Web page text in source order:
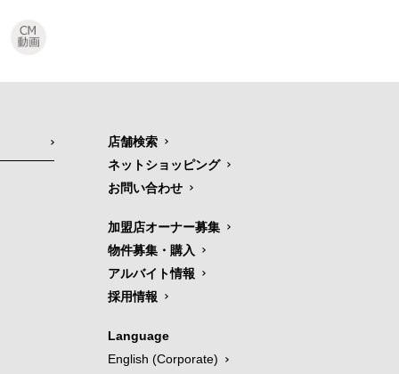
店舗検索
ネットショッピング
お問い合わせ
加盟店オーナー募集
物件募集・購入
アルバイト情報
採用情報
Language
English (Corporate)